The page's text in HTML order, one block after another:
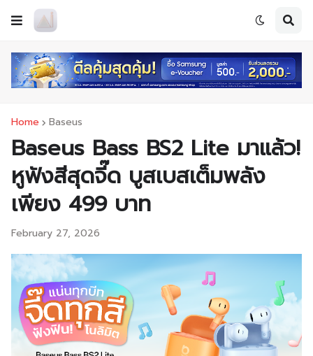
Home Baseus
Baseus Bass BS2 Lite มาแล้ว!
หูฟังสีสุดจี๊ด บูสเบสเต็มพลัง
เพียง 499 บาท
February 27, 2026